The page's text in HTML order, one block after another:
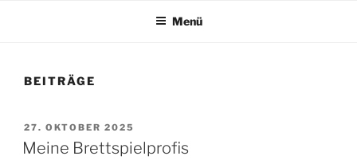
Menü
BEITRÄGE
VERÖFFENTLICHT
AM
27. OKTOBER 2025
Meine Brettspielprofis